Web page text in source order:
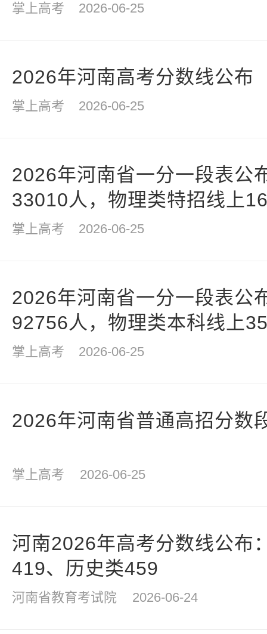
掌上高考 2026-06-25
2026年河南高考分数线公布
掌上高考 2026-06-25
2026年河南省一分一段表公
33010人，物理类特招线上
掌上高考 2026-06-25
2026年河南省一分一段表公
92756人，物理类本科线上
掌上高考 2026-06-25
2026年河南省普通高招分数
掌上高考 2026-06-25
河南2026年高考分数线公布
419、历史类459
河南省教育考试院 2026-06-24